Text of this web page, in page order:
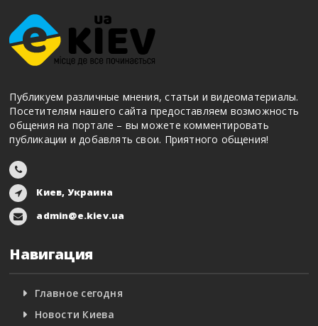
Публикуем различные мнения, статьи и видеоматериалы.
Посетителям нашего сайта предоставляем возможность
общения на портале – вы можете комментировать
публикации и добавлять свои. Приятного общения!
Киев, Украина
admin@e.kiev.ua
Навигация
Главное сегодня
Новости Киева